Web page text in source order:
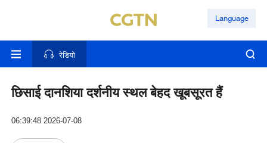
Language
रेडियो
छिसाई दानशिया दर्शनीय स्थल बेहद खूबसूरत हैं
06:39:48 2026-07-08